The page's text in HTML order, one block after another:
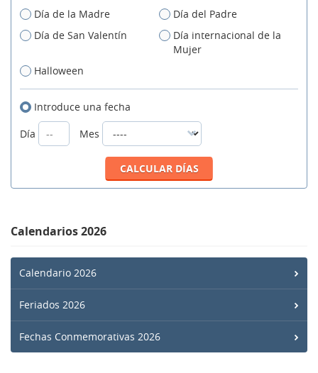
Día de la Madre
Día del Padre
Día de San Valentín
Día internacional de la
Mujer
Halloween
Introduce una fecha
Día
Mes
Calendarios 2026
Calendario 2026
Feriados 2026
Fechas Conmemorativas 2026